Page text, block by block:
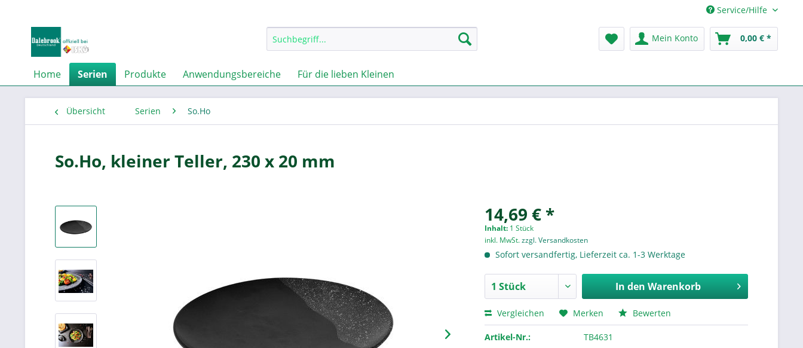
Service/Hilfe
Mein Konto 0,00 € *
Home Serien Produkte Anwendungsbereiche Für die lieben Kleinen
Übersicht Serien So.Ho
So.Ho, kleiner Teller, 230 x 20 mm
14,69 € *
Inhalt: 1 Stück
inkl. MwSt.zzgl. Versandkosten
Sofort versandfertig, Lieferzeit ca. 1-3 Werktage
In den Warenkorb
Vergleichen Merken Bewerten
Artikel-Nr.: TB4631